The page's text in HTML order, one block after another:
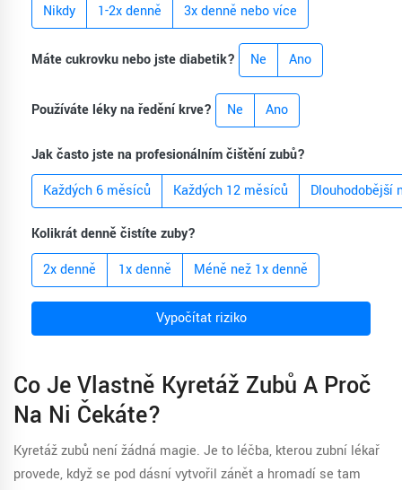
Nikdy
1-2x denně 3x denně nebo více
Máte cukrovku nebo jste diabetik? Ne Ano
Používáte léky na ředění krve? Ne Ano
Jak často jste na profesionálním čištění zubů?
Každých 6 měsíců
Každých 12 měsíců Dlouhodobější
Kolikrát denně čistíte zuby?
2x denně
1x denně Méně než 1x denně
Vypočítat riziko
Co Je Vlastně Kyretáž Zubů A Proč
Na Ni Čekáte?
Kyretáž zubů není žádná magie. Je to léčba, kterou zubní lékař
provede, když se pod dásní vytvořil zánět a hromadí se tam